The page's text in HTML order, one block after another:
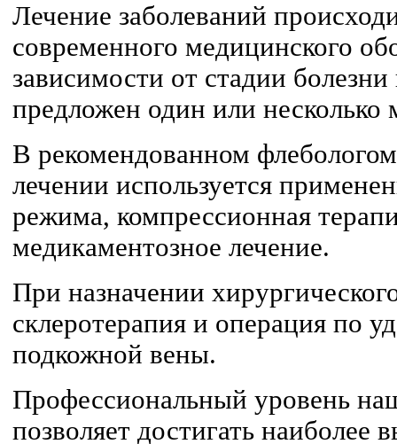
Лечение заболеваний
современного медицинского
зависимости от стадии
предложен один или несколько
В рекомендованном
лечении используется
режима, компрессионная
медикаментозное лечение.
При назначении
склеротерапия и операция по
подкожной вены.
Профессиональный уровень
позволяет достигать наиболее